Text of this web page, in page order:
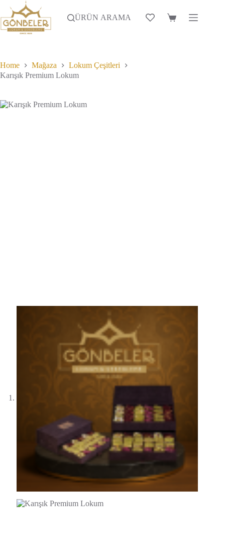
content
ÜRÜN ARAMA
Alışveriş
Home Mağaza
Lokum Çeşitleri
Karışık Premium Lokum